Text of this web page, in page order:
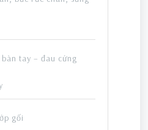
bàn tay – đau cứng
gối